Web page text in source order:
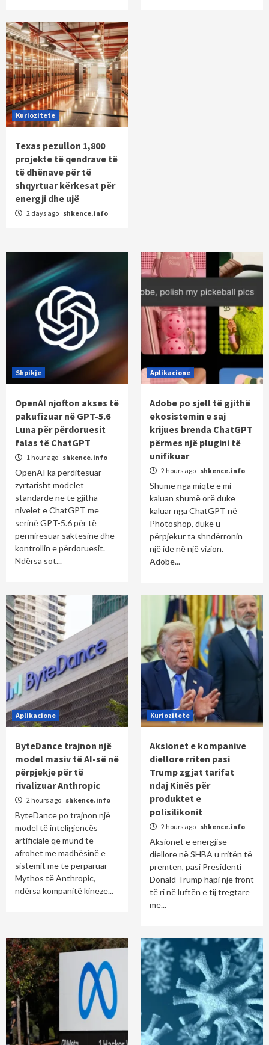
Kuriozitete
Texas pezullon 1,800
projekte të qendrave të
të dhënave për të
shqyrtuar kërkesat për
energji dhe ujë
2 days ago shkence.info
Shpikje
OpenAI njofton akses të
pakufizuar në GPT-5.6
Luna për përdoruesit
falas të ChatGPT
1 hour ago shkence.info
OpenAI ka përditësuar
zyrtarisht modelet
standarde në të gjitha
nivelet e ChatGPT me
serinë GPT-5.6 për të
përmirësuar saktësinë dhe
kontrollin e përdoruesit.
Ndërsa sot...
Aplikacione
Adobe po sjell të gjithë
ekosistemin e saj
krijues brenda ChatGPT
përmes një plugini të
unifikuar
2 hours ago shkence.info
Shumë nga miqtë e mi
kaluan shumë orë duke
kaluar nga ChatGPT në
Photoshop, duke u
përpjekur ta shndërronin
një ide në një vizion.
Adobe...
Aplikacione
ByteDance trajnon një
model masiv të AI-së në
përpjekje për të
rivalizuar Anthropic
2 hours ago shkence.info
ByteDance po trajnon një
model të inteligjencës
artificiale që mund të
afrohet me madhësinë e
sistemit më të përparuar
Mythos të Anthropic,
ndërsa kompanitë kineze...
Kuriozitete
Aksionet e kompanive
diellore rriten pasi
Trump zgjat tarifat
ndaj Kinës për
produktet e
polisilikonit
2 hours ago shkence.info
Aksionet e energjisë
diellore në SHBA u rritën të
premten, pasi Presidenti
Donald Trump hapi një front
të ri në luftën e tij tregtare
me...